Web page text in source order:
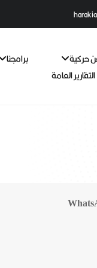
حركية برامجنا
التقارير العامة